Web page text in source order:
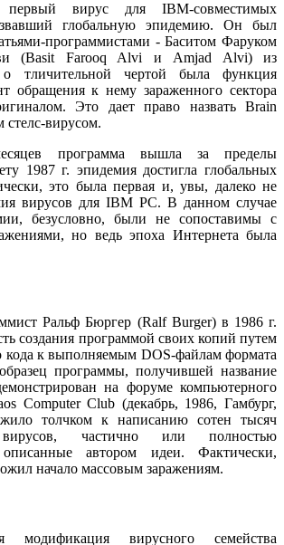
вирус для IBM-совместимых
глобальную эпидемию. Он был
программистами - Баситом Фаруком
(Basit Farooq Alvi и Amjad Alvi) из
тличительной чертой была функция
обращения к нему зараженного сектора
Это дает право назвать Brain
вирусом.
программа вышла за пределы
1987 г. эпидемия достигла глобальных
это была первая и, увы, далеко не
вирусов для IBM PC. В данном случае
безусловно, были не сопоставимы с
но ведь эпоха Интернета была
Ральф Бюргер (Ralf Burger) в 1986 г.
создания программой своих копий путем
кода к выполняемым DOS-файлам формата
программы, получившей название
на форуме компьютерного
Computer Club (декабрь, 1986, Гамбург,
толчком к написанию сотен тысяч
частично или полностью
описанные автором идеи. Фактически,
начало массовым заражениям.
модификация вирусного семейства